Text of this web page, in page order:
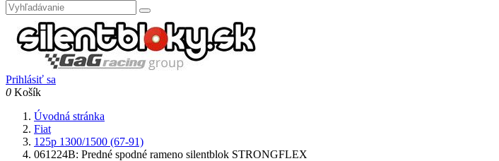
Prihlásiť sa
0 Košík
Úvodná stránka
Fiat
125p 1300/1500 (67-91)
061224B: Predné spodné rameno silentblok STRONGFLEX